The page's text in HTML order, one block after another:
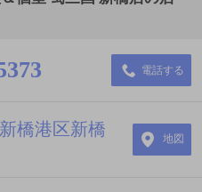
電話する
橋港区新橋
地図